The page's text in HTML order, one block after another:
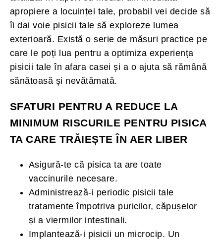
apropiere a locuinței tale, probabil vei decide să
îi dai voie pisicii tale să exploreze lumea
exterioară. Există o serie de măsuri practice pe
care le poți lua pentru a optimiza experiența
pisicii tale în afara casei și a o ajuta să rămână
sănătoasă și nevătămată.
SFATURI PENTRU A REDUCE LA
MINIMUM RISCURILE PENTRU PISICA
TA CARE TRĂIEȘTE ÎN AER LIBER
Asigură-te că pisica ta are toate
vaccinurile necesare.
Administrează-i periodic pisicii tale
tratamente împotriva puricilor, căpușelor
și a viermilor intestinali.
Implantează-i pisicii un microcip. Un